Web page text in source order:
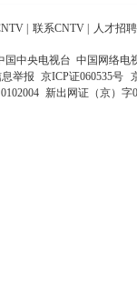
联系CNTV 人才招聘
国中央电视台 中国网络电
举报 京ICP证060535号
新出网证（京）